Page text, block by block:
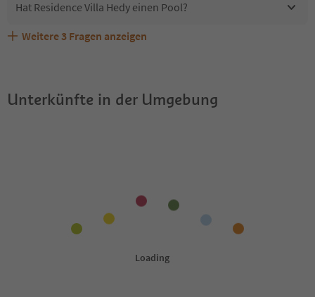
Hat Residence Villa Hedy einen Pool?
Sind Haustiere in der Unterkunft Residence Villa Hedy
Welche Services bietet Residence Villa Hedy?
Erhalten die Gäste von Residence Villa Hedy einen
Weitere 3 Fragen anzeigen
Unterkünfte in der Umgebung